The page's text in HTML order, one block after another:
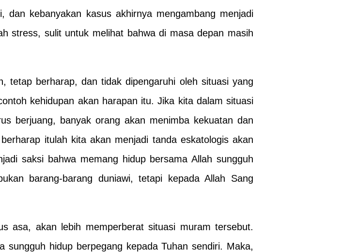
dan kebanyakan kasus akhirnya mengambang menjadi
stress, sulit untuk melihat bahwa di masa depan masih
tetap berharap, dan tidak dipengaruhi oleh situasi yang
kehidupan akan harapan itu. Jika kita dalam situasi
berjuang, banyak orang akan menimba kekuatan dan
itulah kita akan menjadi tanda eskatologis akan
saksi bahwa memang hidup bersama Allah sungguh
barang-barang duniawi, tetapi kepada Allah Sang
asa, akan lebih memperberat situasi muram tersebut.
hidup berpegang kepada Tuhan sendiri. Maka,